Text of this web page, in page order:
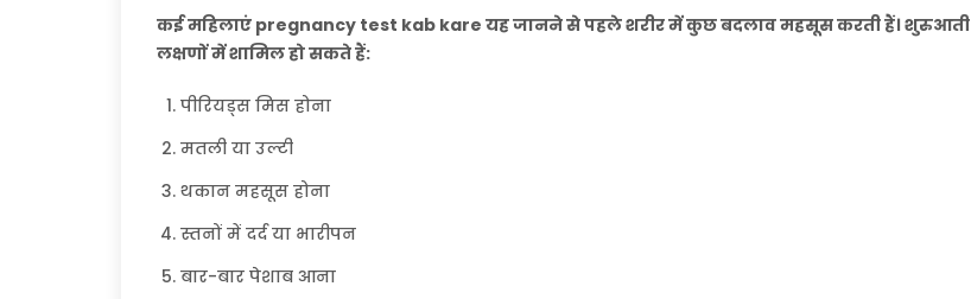
कई महिलाएं pregnancy test kab kare यह जानने से पहले शरीर में कुछ बदलाव महसूस करती हैं। शुरुआती
लक्षणों में शामिल हो सकते हैं:
पीरियड्स मिस होना
मतली या उल्टी
थकान महसूस होना
स्तनों में दर्द या भारीपन
बार-बार पेशाब आना